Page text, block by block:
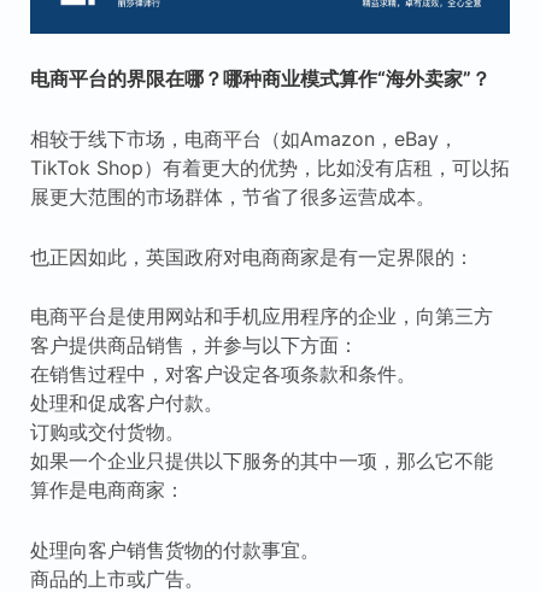
电商平台的界限在哪？哪种商业模式算作“海外卖家”？
相较于线下市场，电商平台（如Amazon，eBay，
TikTok Shop）有着更大的优势，比如没有店租，可以拓
展更大范围的市场群体，节省了很多运营成本。
也正因如此，英国政府对电商商家是有一定界限的：
电商平台是使用网站和手机应用程序的企业，向第三方
客户提供商品销售，并参与以下方面：
在销售过程中，对客户设定各项条款和条件。
处理和促成客户付款。
订购或交付货物。
如果一个企业只提供以下服务的其中一项，那么它不能
算作是电商商家：
处理向客户销售货物的付款事宜。
商品的上市或广告。